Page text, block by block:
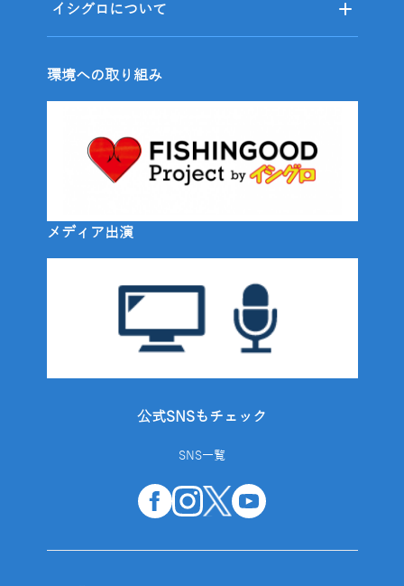
イシグロについて
環境への取り組み
メディア出演
公式SNSもチェック
SNS一覧